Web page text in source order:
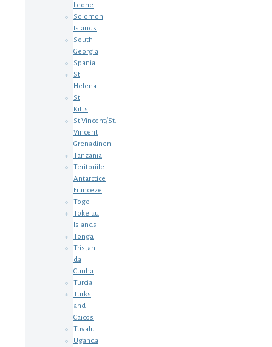
Leone
Solomon
Islands
South
Georgia
Spania
St
Helena
St
Kitts
St.Vincent/St.
Vincent
Grenadinen
Tanzania
Teritoriile
Antarctice
Franceze
Togo
Tokelau
Islands
Tonga
Tristan
da
Cunha
Turcia
Turks
and
Caicos
Tuvalu
Uganda